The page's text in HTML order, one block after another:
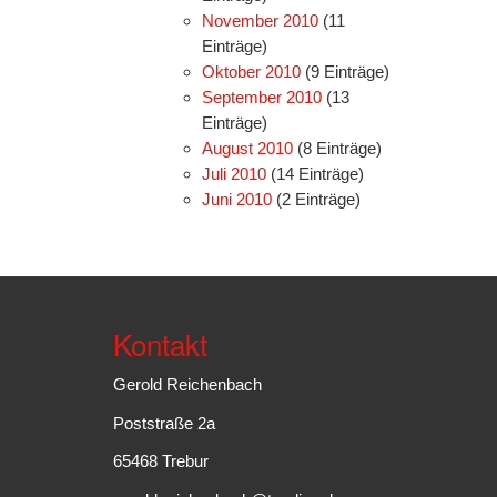
November 2010 (11
Einträge)
Oktober 2010 (9 Einträge)
September 2010 (13
Einträge)
August 2010 (8 Einträge)
Juli 2010 (14 Einträge)
Juni 2010 (2 Einträge)
Kontakt
Gerold Reichenbach
Poststraße 2a
65468 Trebur